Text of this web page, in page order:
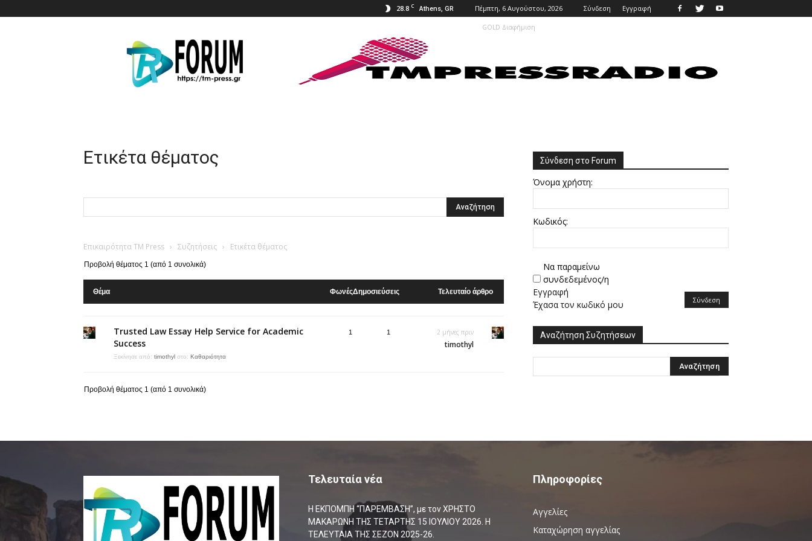
28.8 C Athens, GR Πέμπτη, 6 Αυγούστου, 2026 Σύνδεση Εγγραφή
Press
GOLD Διαφήμιση
Ετικέτα θέματος
Επικαιρότητα TM Press › Συζητήσεις › Ετικέτα θέματος
Προβολή θέματος 1 (από 1 συνολικά)
Θέμα ΦωνέςΔημοσιεύσεις Τελευταίο άρθρο
Trusted Law Essay Help Service for Academic
Success
Ξεκίνησε από: timothyl στο: Καθαριότητα
1 1 2 μήνες πριν
timothyl
Προβολή θέματος 1 (από 1 συνολικά)
Σύνδεση στο Forum
Όνομα χρήστη:
Κωδικός:
Να παραμείνω
συνδεδεμένος/η
Σύνδεση
Εγγραφή
Έχασα τον κωδικό μου
Αναζήτηση Συζητήσεων
Τελευταία νέα
Η ΕΚΠΟΜΠΗ “ΠΑΡΕΜΒΑΣΗ”, με τον ΧΡΗΣΤΟ
ΜΑΚΑΡΩΝΗ ΤΗΣ ΤΕΤΑΡΤΗΣ 15 ΙΟΥΛΙΟΥ 2026. Η
ΤΕΛΕΥΤΑΙΑ ΤΗΣ ΣΕΖΟΝ 2025-26.
Πληροφορίες
Αγγελίες
Καταχώρηση αγγελίας